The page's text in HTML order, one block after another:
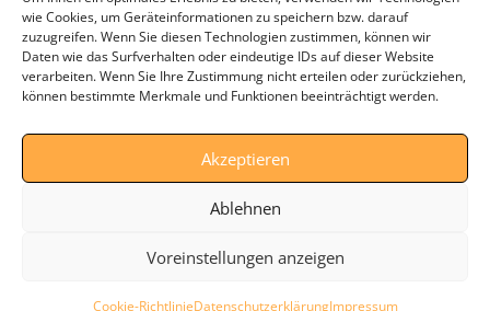
wie Cookies, um Geräteinformationen zu speichern bzw. darauf
zuzugreifen. Wenn Sie diesen Technologien zustimmen, können wir
Daten wie das Surfverhalten oder eindeutige IDs auf dieser Website
verarbeiten. Wenn Sie Ihre Zustimmung nicht erteilen oder zurückziehen,
können bestimmte Merkmale und Funktionen beeinträchtigt werden.
Akzeptieren
Ablehnen
Voreinstellungen anzeigen
Cookie-RichtlinieDatenschutzerklärungImpressum
Verein
Veröffentlichungen
Zukunft MarktSchwaben e.V.
Zusammen für Markt Schwaben